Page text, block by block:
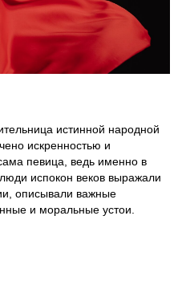
истинной народной
искренностью и
певица, ведь именно в
испокон веков выражали
описывали важные
и моральные устои.